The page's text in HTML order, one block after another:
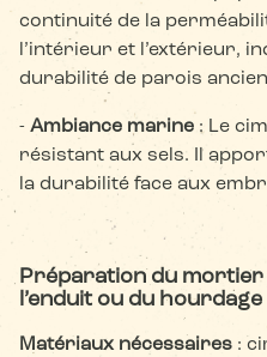
continuité de la
l’intérieur et l’extérieur,
durabilité de parois
- Ambiance marine : Le
résistant aux sels. Il
la durabilité face aux
Préparation du mortier
l’enduit ou du
Matériaux nécessaires :